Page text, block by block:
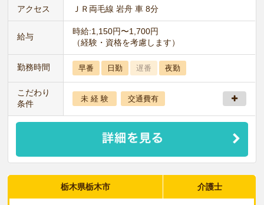
アクセス ＪＲ両毛線 岩舟 車 8分
給与
時給:1,150円〜1,700円
（経験・資格を考慮します）
勤務時間 早番 日勤 遅番 夜勤
こだわり
条件
未 経 験 交通費有
栃木県栃木市 介護士